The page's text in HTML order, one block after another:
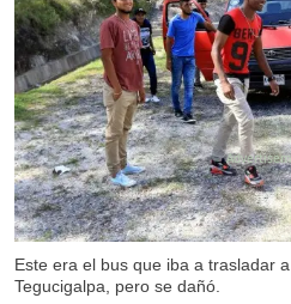
Este era el bus que iba a trasladar
Tegucigalpa, pero se dañó.